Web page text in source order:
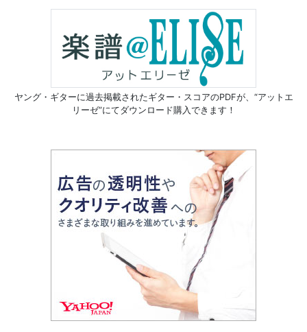
ヤング・ギターに過去掲載されたギター・スコアのPDFが、 “アットエ
リーゼ”にてダウンロード購入できます！